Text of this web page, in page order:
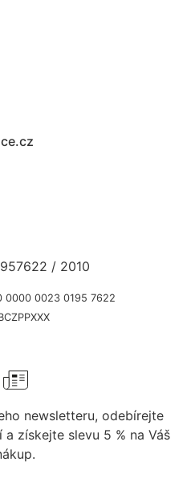
/ 2010
0000 0023 0195 7622
newsletteru, odebírejte
získejte slevu 5 % na Váš